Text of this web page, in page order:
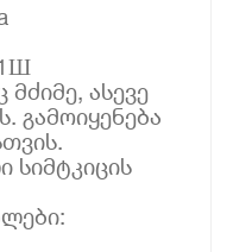
ასევე
გამოიყენება
სიმტკიცის